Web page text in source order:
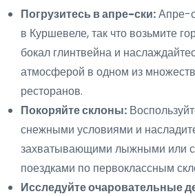
Погрузитесь в апре-ски:Апре-
в Куршевеле, так что возьмите
бокал глинтвейна и
атмосферой в одном из
ресторанов.
Покоряйте склоны:
снежными условиями и
захватывающими лыжными или
поездками по первоклассным
Исследуйте очаровательные